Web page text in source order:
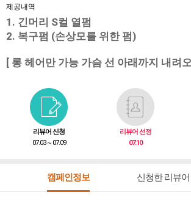
제공내역
1. 긴머리 S컬 열펌
2. 복구펌 (손상모를 위한 펌)
[ 롱 헤어만 가능 가슴 선 아래까지 내려
리뷰어 신청
07.03 ~ 07.09
리뷰어 선정
07.10
캠페인정보 신청한 리뷰